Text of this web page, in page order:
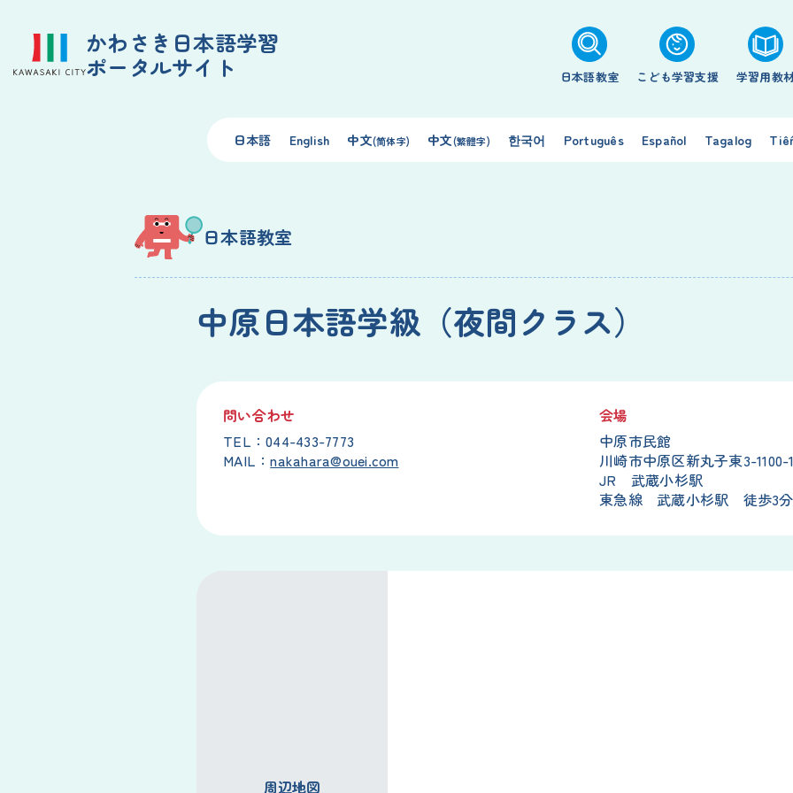
かわさき日本語学習
ポータルサイト
日本語教室 こども学習支援 学習用教
日本語 English 中文(简体字) 中文(繁體字) 한국어 Português Español Tagalog
日本語教室
中原日本語学級（夜間クラス）
問い合わせ
TEL：044-433-7773
MAIL：nakahara@ouei.com
会場
中原市民館
川崎市中原区新丸子東3-1100-
JR 武蔵小杉駅
東急線 武蔵小杉駅 徒歩3分
周辺地図